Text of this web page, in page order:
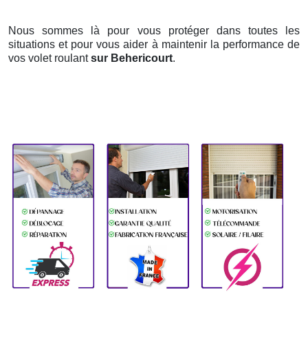
Nous sommes là pour vous protéger dans toutes les
situations et pour vous aider à maintenir la performance de
vos volet roulantsur Behericourt.